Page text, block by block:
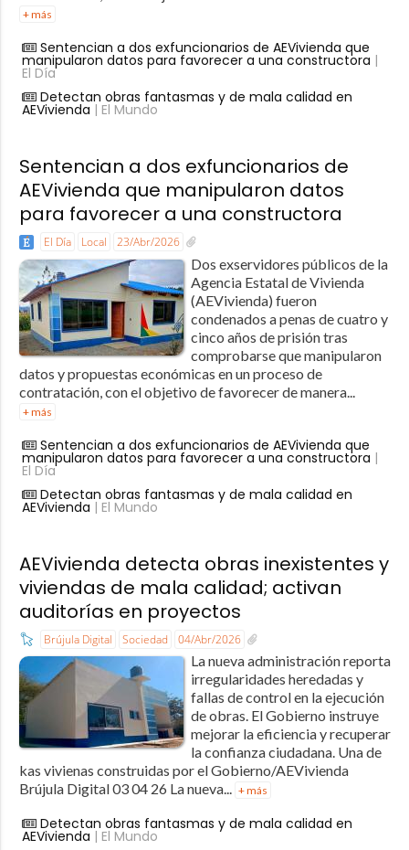
+ más
Sentencian a dos exfuncionarios de AEVivienda que
manipularon datos para favorecer a una constructora |
El Día
Detectan obras fantasmas y de mala calidad en
AEVivienda | El Mundo
Sentencian a dos exfuncionarios de
AEVivienda que manipularon datos
para favorecer a una constructora
El Día Local 23/Abr/2026
Dos exservidores públicos de la
Agencia Estatal de Vivienda
(AEVivienda) fueron
condenados a penas de cuatro y
cinco años de prisión tras
comprobarse que manipularon
datos y propuestas económicas en un proceso de
contratación, con el objetivo de favorecer de manera...
+ más
Sentencian a dos exfuncionarios de AEVivienda que
manipularon datos para favorecer a una constructora |
El Día
Detectan obras fantasmas y de mala calidad en
AEVivienda | El Mundo
AEVivienda detecta obras inexistentes y
viviendas de mala calidad; activan
auditorías en proyectos
Brújula Digital Sociedad 04/Abr/2026
La nueva administración reporta
irregularidades heredadas y
fallas de control en la ejecución
de obras. El Gobierno instruye
mejorar la eficiencia y recuperar
la confianza ciudadana. Una de
kas vivienas construidas por el Gobierno/AEVivienda
Brújula Digital 03 04 26 La nueva... + más
Detectan obras fantasmas y de mala calidad en
AEVivienda | El Mundo